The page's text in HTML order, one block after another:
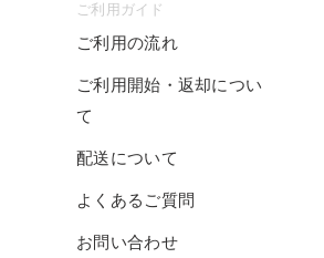
ご利用ガイド
ご利用の流れ
ご利用開始・返却につい
て
配送について
よくあるご質問
お問い合わせ